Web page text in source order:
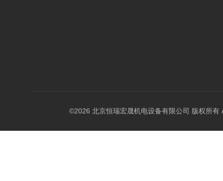
©2026 北京恒瑞宏晟机电设备有限公司 版权所有